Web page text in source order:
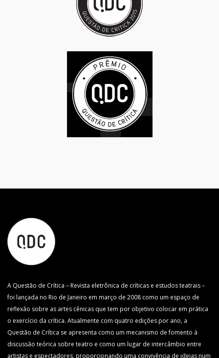
A Questão de Crítica – Revista eletrônica de críticas e estudos teatrais –
foi lançada no Rio de Janeiro em março de 2008 como um espaço de
reflexão sobre as artes cênicas que tem por objetivo colocar em prática
o exercício da crítica. Atualmente com quatro edições por ano, a
Questão de Crítica se apresenta como um mecanismo de fomento à
discussão teórica sobre teatro e como um lugar de intercâmbio entre
artistas e espectadores, proporcionando uma convivência de ideias num